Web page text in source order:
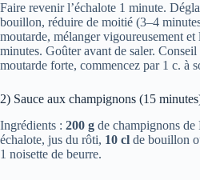
Faire revenir l’échalote 1 minute.
bouillon, réduire de moitié (3–4
moutarde, mélanger vigoureusement
minutes. Goûter avant de saler.
moutarde forte, commencez par 1 c. à
2) Sauce aux champignons (15
Ingrédients : 200 g de champignons de
échalote, jus du rôti, 10 cl de bouillon
1 noisette de beurre.